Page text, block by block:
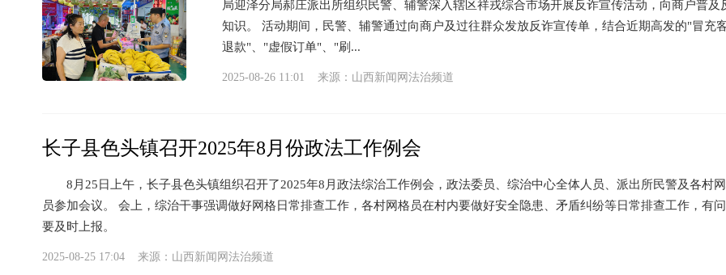
局迎泽分局郝庄派出所组织民警、辅警深入辖区祥戎综合市场开展反诈宣传活动，向商户普及
知识。 活动期间，民警、辅警通过向商户及过往群众发放反诈宣传单，结合近期高发的"冒充
退款"、"虚假订单"、"刷...
2025-08-26 11:01 来源： 山西新闻网法治频道
长子县色头镇召开2025年8月份政法工作例会
8月25日上午，长子县色头镇组织召开了2025年8月政法综治工作例会，政法委员、综治中心全体人员、派出所民警及各村
员参加会议。 会上，综治干事强调做好网格日常排查工作，各村网格员在村内要做好安全隐患、矛盾纠纷等日常排查工作，有
要及时上报。
2025-08-25 17:04 来源： 山西新闻网法治频道